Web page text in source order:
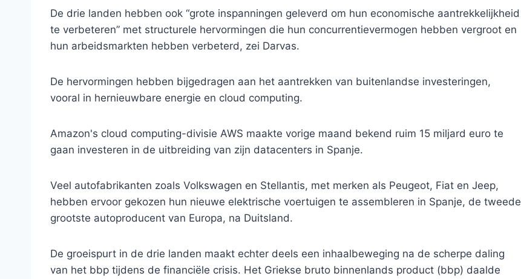
De drie landen hebben ook “grote inspanningen geleverd om hun economische aantrekkelijkheid
te verbeteren” met structurele hervormingen die hun concurrentievermogen hebben vergroot en
hun arbeidsmarkten hebben verbeterd, zei Darvas.
De hervormingen hebben bijgedragen aan het aantrekken van buitenlandse investeringen,
vooral in hernieuwbare energie en cloud computing.
Amazon's cloud computing-divisie AWS maakte vorige maand bekend ruim 15 miljard euro te
gaan investeren in de uitbreiding van zijn datacenters in Spanje.
Veel autofabrikanten zoals Volkswagen en Stellantis, met merken als Peugeot, Fiat en Jeep,
hebben ervoor gekozen hun nieuwe elektrische voertuigen te assembleren in Spanje, de tweede
grootste autoproducent van Europa, na Duitsland.
De groeispurt in de drie landen maakt echter deels een inhaalbeweging na de scherpe daling
van het bbp tijdens de financiële crisis. Het Griekse bruto binnenlands product (bbp) daalde